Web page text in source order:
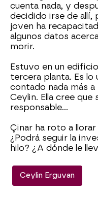
cuenta nada, y
decidido irse de allí,
joven ha
algunos datos
morir.
Estuvo en un
tercera planta. Es lo
contado nada más
Ceylin. Ella cree que
responsable…
Çinar ha roto a
¿Podrá seguir la
hilo? ¿A dónde le
Ceylin Erguvan